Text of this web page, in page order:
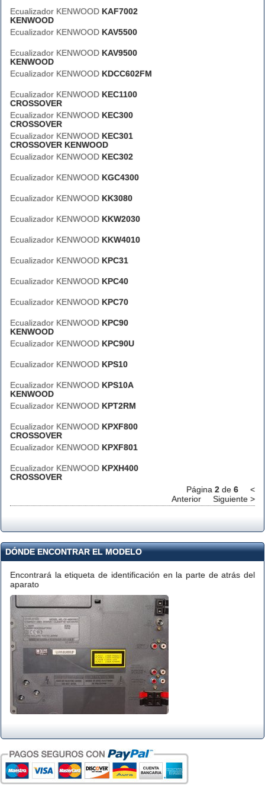
Ecualizador KENWOOD KAF7002
KENWOOD
Ecualizador KENWOOD KAV5500
Ecualizador KENWOOD KAV9500
KENWOOD
Ecualizador KENWOOD KDCC602FM
Ecualizador KENWOOD KEC1100
CROSSOVER
Ecualizador KENWOOD KEC300
CROSSOVER
Ecualizador KENWOOD KEC301
CROSSOVER KENWOOD
Ecualizador KENWOOD KEC302
Ecualizador KENWOOD KGC4300
Ecualizador KENWOOD KK3080
Ecualizador KENWOOD KKW2030
Ecualizador KENWOOD KKW4010
Ecualizador KENWOOD KPC31
Ecualizador KENWOOD KPC40
Ecualizador KENWOOD KPC70
Ecualizador KENWOOD KPC90
KENWOOD
Ecualizador KENWOOD KPC90U
Ecualizador KENWOOD KPS10
Ecualizador KENWOOD KPS10A
KENWOOD
Ecualizador KENWOOD KPT2RM
Ecualizador KENWOOD KPXF800
CROSSOVER
Ecualizador KENWOOD KPXF801
Ecualizador KENWOOD KPXH400
CROSSOVER
Página 2 de 6
<
Anterior
Siguiente >
DÓNDE ENCONTRAR EL MODELO
Encontrará la etiqueta de identificación en la parte de atrás del
aparato